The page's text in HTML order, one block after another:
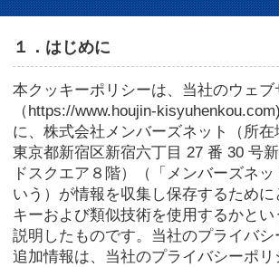
１．はじめに
本クッキーポリシーは、当社のウェブ
（https://www.houjin-
に、株式会社メンバーズネット（所在
東京都新宿区新宿六丁目 27 番 30 号
ドスクエア８階）（「メンバーズネ
いう）が情報を収集し保存するために
キーおよび類似技術を使用するかとい
説明したものです。当社のプライバシ
追加情報は、当社のプライバシーポリ